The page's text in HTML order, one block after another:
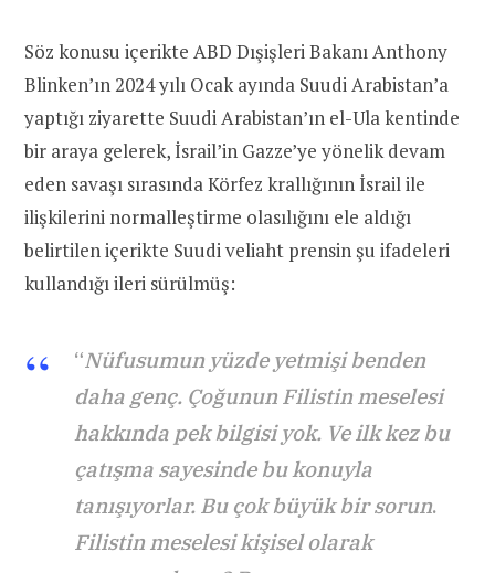
Söz konusu içerikte ABD Dışişleri Bakanı Anthony
Blinken’ın 2024 yılı Ocak ayında Suudi Arabistan’a
yaptığı ziyarette Suudi Arabistan’ın el-Ula kentinde
bir araya gelerek, İsrail’in Gazze’ye yönelik devam
eden savaşı sırasında Körfez krallığının İsrail ile
ilişkilerini normalleştirme olasılığını ele aldığı
belirtilen içerikte Suudi veliaht prensin şu ifadeleri
kullandığı ileri sürülmüş:
“Nüfusumun yüzde yetmişi benden
daha genç. Çoğunun Filistin meselesi
hakkında pek bilgisi yok. Ve ilk kez bu
çatışma sayesinde bu konuyla
tanışıyorlar. Bu çok büyük bir sorun.
Filistin meselesi kişisel olarak